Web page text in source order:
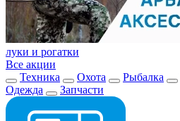
луки и рогатки
Все акции
Техника
Охота Рыбалка
Одежда
Запчасти